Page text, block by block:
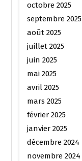
octobre 2025
septembre 2025
août 2025
juillet 2025
juin 2025
mai 2025
avril 2025
mars 2025
février 2025
janvier 2025
décembre 2024
novembre 2024